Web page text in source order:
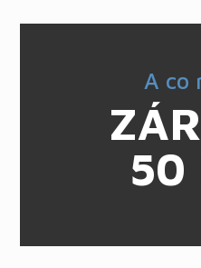
A co
50